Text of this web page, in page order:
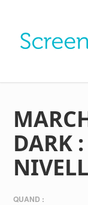
DARK
QUAND :